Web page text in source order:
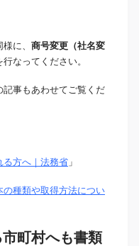
に、 商号変更（社名変
なってください。
事もあわせてご覧くだ
る方へ｜法務省 」
種類や取得方法につい
町村へも書類